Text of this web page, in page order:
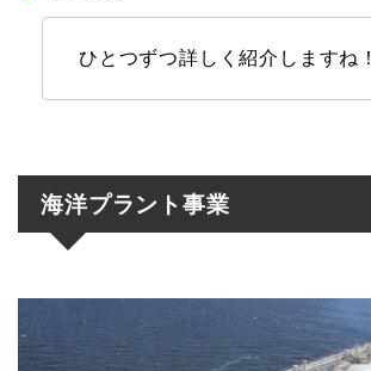
ひとつずつ詳しく紹介しますね！
海洋プラント事業